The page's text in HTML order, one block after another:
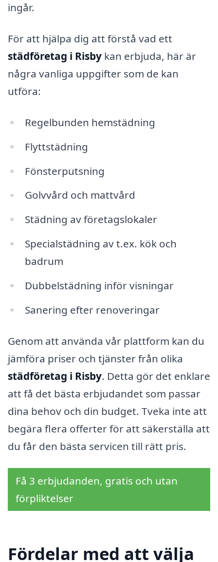
ingår.
För att hjälpa dig att förstå vad ett
städföretag i Risby kan erbjuda, här är
några vanliga uppgifter som de kan
utföra:
Regelbunden hemstädning
Flyttstädning
Fönsterputsning
Golvvård och mattvård
Städning av företagslokaler
Specialstädning av t.ex. kök och
badrum
Dubbelstädning inför visningar
Sanering efter renoveringar
Genom att använda vår plattform kan du
jämföra priser och tjänster från olika
städföretag i Risby. Detta gör det enklare
att få det bästa erbjudandet som passar
dina behov och din budget. Tveka inte att
begära flera offerter för att säkerställa att
du får den bästa servicen till rätt pris.
Få 3 erbjudanden, gratis och utan
förpliktelser
Fördelar med att välja